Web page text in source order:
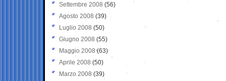
Settembre 2008 (56)
Agosto 2008 (39)
Luglio 2008 (50)
Giugno 2008 (55)
Maggio 2008(63)
Aprile 2008 (50)
Marzo 2008 (39)